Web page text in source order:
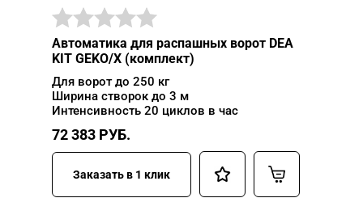
Автоматика для распашных ворот DEA
KIT GEKO/X (комплект)
Для ворот до 250 кг
Ширина створок до 3 м
Интенсивность 20 циклов в час
72 383 РУБ.
Заказать в 1 клик